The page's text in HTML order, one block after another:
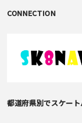
CONNECTION
都道府県別でスケー